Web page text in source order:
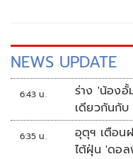
NEWS UPDATE
6:43 น.
ร่าง 'น้องอั้ม' ลู
เดียวกันกับ
เป็นทหารเรื
6:35 น.
อุตุฯ เตือน
ไต้ฝุ่น 'ดอ